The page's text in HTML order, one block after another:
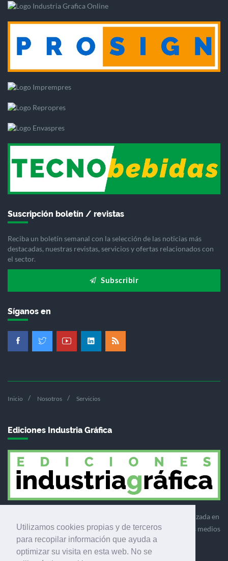
Utilizamos cookies propias y de terceros
para recopilar información que ayuda a
optimizar su visita en esta web. No se
Suscripción boletín / revistas
Reciba un boletín semanal con la selección de las noticias más
destacadas, nuestras revistas, servicios y ofertas relacionados con
el sector.
Subscribir
Síganos en
Inicio Nosotros Servicios
Ediciones Industria Gráfica
Ediciones Industria Gráfica es una empresa editora especializada en
el mercado de la comunicación gráfica que engloba diversos medios
profesionales especializados en el mercado gráfico, la
comunicación visual y el envasado.